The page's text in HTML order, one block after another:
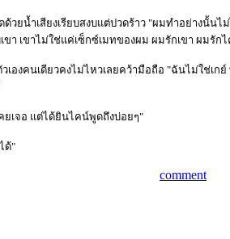
วยน้ำเสียงเรียบสงบแต่ปวดร้าว "ผมทำอย่างนั้นไ
า เขาไม่ใช่แค่เซ็กซ์เมทของผม ผมรักเขา ผมรัก
เองคนเดียวคงไม่ไหวเลยคว้ามือถือ "ฉันไม่ใช่เ
เจอ แต่ได้ยินไคน์พูดถึงบ่อยๆ"
ด้"
comment